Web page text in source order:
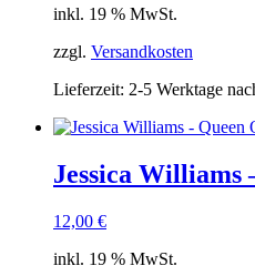
inkl. 19 % MwSt.
zzgl. Versandkosten
Lieferzeit: 2-5 Werktage
Jessica Williams
12,00 €
inkl. 19 % MwSt.